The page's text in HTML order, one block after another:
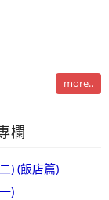
more..
欄
) (飯店篇)
)